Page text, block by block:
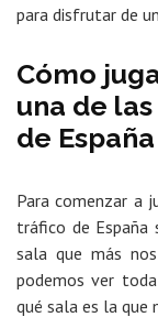
para disfrutar de
Cómo
una de
de España
Para comenzar a
tráfico de España
sala que más
podemos ver
qué sala es la que